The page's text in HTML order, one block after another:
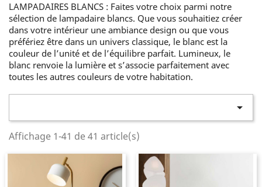
LAMPADAIRES BLANCS : Faites votre choix parmi notre
sélection de lampadaire blancs. Que vous souhaitiez créer
dans votre intérieur une ambiance design ou que vous
préfériez être dans un univers classique, le blanc est la
couleur de l’unité et de l’équilibre parfait. Lumineux, le
blanc renvoie la lumière et s’associe parfaitement avec
toutes les autres couleurs de votre habitation.

Affichage 1-41 de 41 article(s)